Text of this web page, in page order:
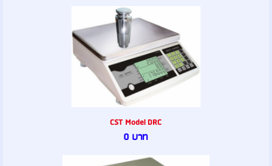
CST Model DRC
0 บาท